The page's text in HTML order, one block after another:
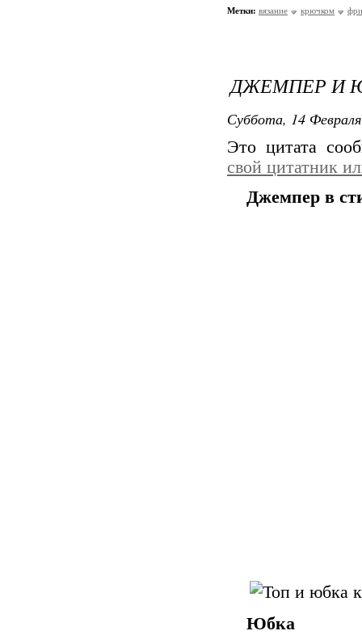
Метки: вязание крючком
ДЖЕМПЕР И
Суббота, 14
Это цитата
свой цитатник
Джемпер в
Юбка